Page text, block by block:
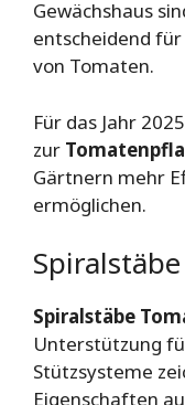
Gewächshaus
entscheidend
von Tomaten.
Für das Jahr
zur
Gärtnern mehr
ermöglichen.
Spiralstäbe
Unterstützung
Stützsysteme
Eigenschaften